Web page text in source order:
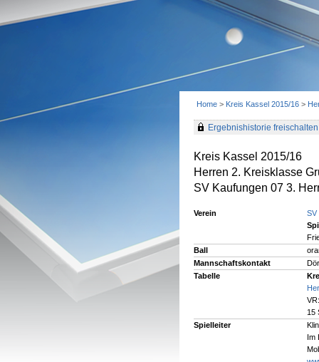
Home > Kreis Kassel 2015/16 >
Ergebnishistorie freischalten
Kreis Kassel 2015/16
Herren 2. Kreisklasse
SV Kaufungen 07 3.
Verein
SV
Ball
Mannschaftskontakt
Tabelle
15
Spielleiter
Im